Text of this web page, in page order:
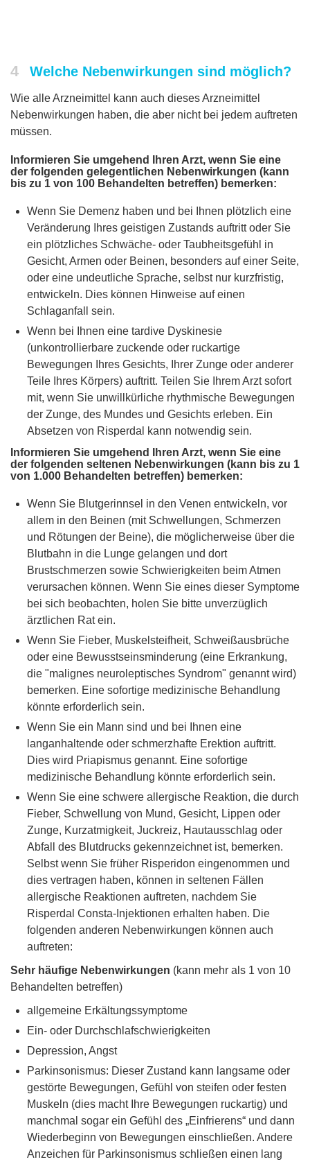
4 Welche Nebenwirkungen sind möglich?
Wie alle Arzneimittel kann auch dieses Arzneimittel
Nebenwirkungen haben, die aber nicht bei jedem auftreten
müssen.
Informieren Sie umgehend Ihren Arzt, wenn Sie eine
der folgenden gelegentlichen Nebenwirkungen (kann
bis zu 1 von 100 Behandelten betreffen) bemerken:
Wenn Sie Demenz haben und bei Ihnen plötzlich eine
Veränderung Ihres geistigen Zustands auftritt oder Sie
ein plötzliches Schwäche- oder Taubheitsgefühl in
Gesicht, Armen oder Beinen, besonders auf einer Seite,
oder eine undeutliche Sprache, selbst nur kurzfristig,
entwickeln. Dies können Hinweise auf einen
Schlaganfall sein.
Wenn bei Ihnen eine tardive Dyskinesie
(unkontrollierbare zuckende oder ruckartige
Bewegungen Ihres Gesichts, Ihrer Zunge oder anderer
Teile Ihres Körpers) auftritt. Teilen Sie Ihrem Arzt sofort
mit, wenn Sie unwillkürliche rhythmische Bewegungen
der Zunge, des Mundes und Gesichts erleben. Ein
Absetzen von Risperdal kann notwendig sein.
Informieren Sie umgehend Ihren Arzt, wenn Sie eine
der folgenden seltenen Nebenwirkungen (kann bis zu 1
von 1.000 Behandelten betreffen) bemerken:
Wenn Sie Blutgerinnsel in den Venen entwickeln, vor
allem in den Beinen (mit Schwellungen, Schmerzen
und Rötungen der Beine), die möglicherweise über die
Blutbahn in die Lunge gelangen und dort
Brustschmerzen sowie Schwierigkeiten beim Atmen
verursachen können. Wenn Sie eines dieser Symptome
bei sich beobachten, holen Sie bitte unverzüglich
ärztlichen Rat ein.
Wenn Sie Fieber, Muskelsteifheit, Schweißausbrüche
oder eine Bewusstseinsminderung (eine Erkrankung,
die "malignes neuroleptisches Syndrom" genannt wird)
bemerken. Eine sofortige medizinische Behandlung
könnte erforderlich sein.
Wenn Sie ein Mann sind und bei Ihnen eine
langanhaltende oder schmerzhafte Erektion auftritt.
Dies wird Priapismus genannt. Eine sofortige
medizinische Behandlung könnte erforderlich sein.
Wenn Sie eine schwere allergische Reaktion, die durch
Fieber, Schwellung von Mund, Gesicht, Lippen oder
Zunge, Kurzatmigkeit, Juckreiz, Hautausschlag oder
Abfall des Blutdrucks gekennzeichnet ist, bemerken.
Selbst wenn Sie früher Risperidon eingenommen und
dies vertragen haben, können in seltenen Fällen
allergische Reaktionen auftreten, nachdem Sie
Risperdal Consta-Injektionen erhalten haben. Die
folgenden anderen Nebenwirkungen können auch
auftreten:
Sehr häufige Nebenwirkungen (kann mehr als 1 von 10
Behandelten betreffen)
allgemeine Erkältungssymptome
Ein- oder Durchschlafschwierigkeiten
Depression, Angst
Parkinsonismus: Dieser Zustand kann langsame oder
gestörte Bewegungen, Gefühl von steifen oder festen
Muskeln (dies macht Ihre Bewegungen ruckartig) und
manchmal sogar ein Gefühl des „Einfrierens“ und dann
Wiederbeginn von Bewegungen einschließen. Andere
Anzeichen für Parkinsonismus schließen einen lang